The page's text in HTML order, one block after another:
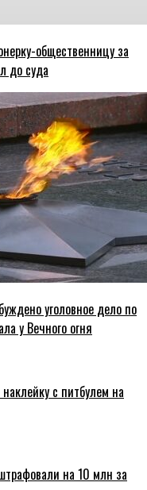
общественницу за
до суда
уголовное дело по
у Вечного огня
с питбулем на
на 10 млн за